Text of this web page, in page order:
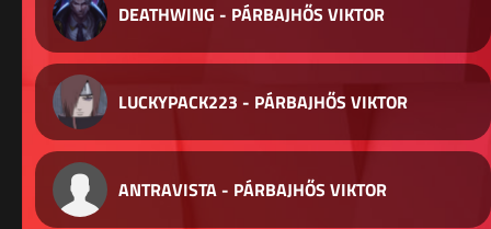
DEATHWING - PÁRBAJHŐS VIKTOR
LUCKYPACK223 - PÁRBAJHŐS VIKTOR
ANTRAVISTA - PÁRBAJHŐS VIKTOR